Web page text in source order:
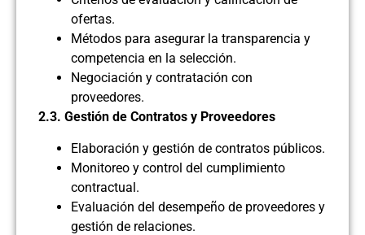
ofertas.
Métodos para asegurar la transparencia y
competencia en la selección.
Negociación y contratación con
proveedores.
2.3. Gestión de Contratos y Proveedores
Elaboración y gestión de contratos públicos.
Monitoreo y control del cumplimiento
contractual.
Evaluación del desempeño de proveedores y
gestión de relaciones.